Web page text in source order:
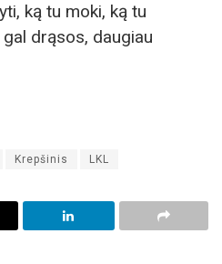
ką tu moki, ką tu
drąsos, daugiau
Krepšinis LKL